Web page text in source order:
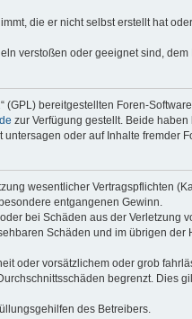
die er nicht selbst erstellt hat
verstoßen oder geeignet sind,
“ (GPL) bereitgestellten Foren-
zur Verfügung gestellt. Beide
oder auf Inhalte fremder
wesentlicher Vertragspflichten
entgangenen Gewinn.
bei Schäden aus der Verletzung
Schäden und im übrigen
oder vorsätzlichem oder grob
begrenzt. Dies
des Betreibers.